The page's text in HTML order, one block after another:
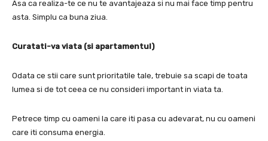
Asa ca realiza-te ce nu te avantajeaza si nu mai face timp pentru
asta. Simplu ca buna ziua.
Curatati-va viata (si apartamentul)
Odata ce stii care sunt prioritatile tale, trebuie sa scapi de toata
lumea si de tot ceea ce nu consideri important in viata ta.
Petrece timp cu oameni la care iti pasa cu adevarat, nu cu oameni
care iti consuma energia.